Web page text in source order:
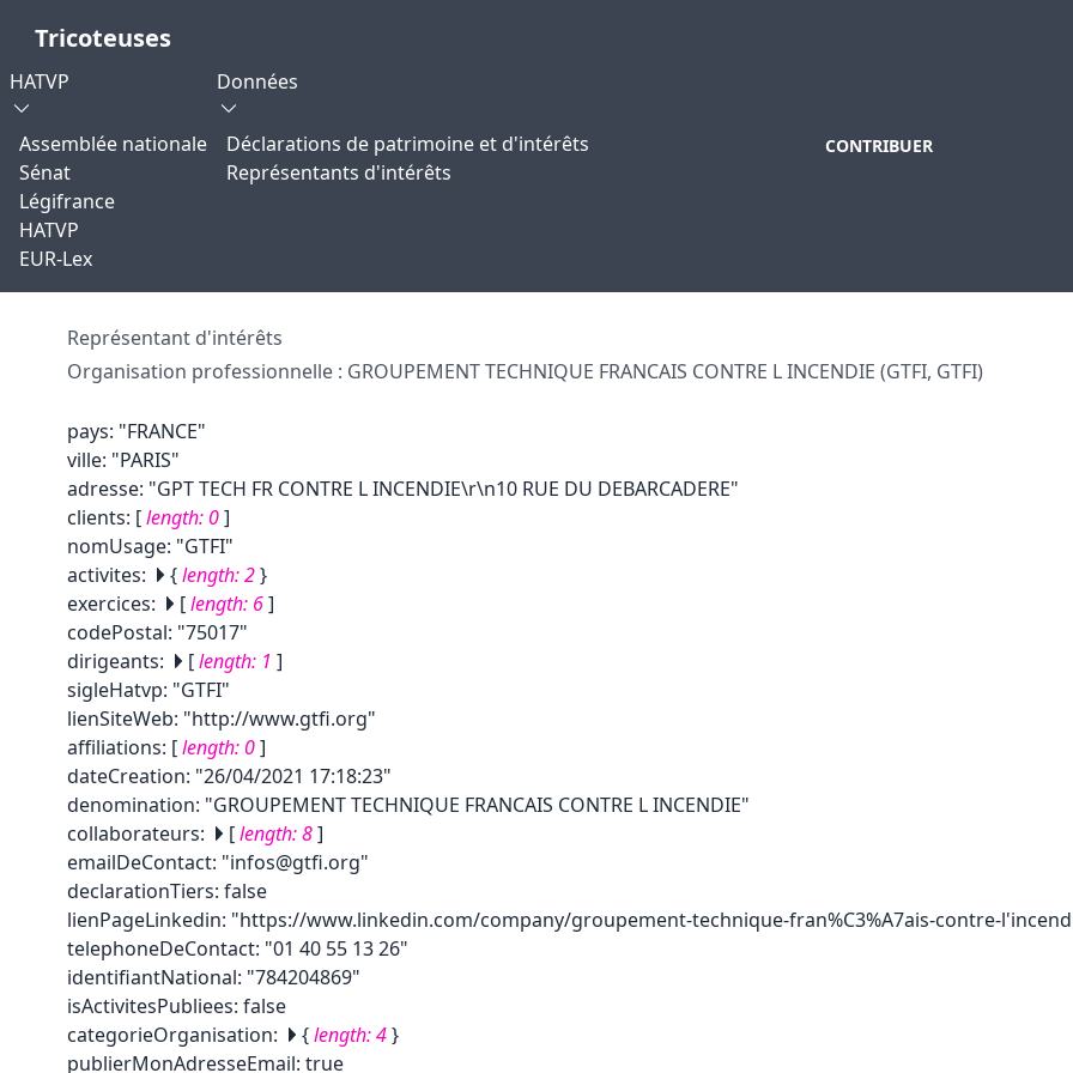
Tricoteuses
HATVP
Assemblée nationale
Sénat
Légifrance
HATVP
EUR-Lex
Données
Déclarations de patrimoine et d'intérêts
Représentants d'intérêts
CONTRIBUER
Représentant d'intérêts
Organisation professionnelle : GROUPEMENT TECHNIQUE FRANCAIS CONTRE L INCENDIE (GTFI, GTFI)
pays: "FRANCE"
ville: "PARIS"
adresse: "GPT TECH FR CONTRE L INCENDIE\r\n10 RUE DU DEBARCADERE"
clients: [length: 0]
nomUsage: "GTFI"
activites: {length:2}
exercices: [length: 6]
codePostal: "75017"
dirigeants: [length: 1 ]
sigleHatvp: "GTFI"
lienSiteWeb: "http://www.gtfi.org"
affiliations: [length: 0]
dateCreation: "26/04/2021 17:18:23"
denomination: "GROUPEMENT TECHNIQUE FRANCAIS CONTRE L INCENDIE"
collaborateurs: [length:8]
emailDeContact: "infos@gtfi.org"
declarationTiers: false
lienPageLinkedin: "https://www.linkedin.com/company/groupement-technique-fran%C3%A7ais-contre-
telephoneDeContact: "01 40 55 13 26"
identifiantNational: "784204869"
isActivitesPubliees: false
categorieOrganisation: {length:4}
publierMonAdresseEmail: true